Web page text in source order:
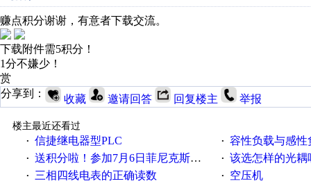
赚点积分谢谢，有意者下载交流。
下载附件需5积分！
1分不嫌少！
赏
分享到：
收藏 邀请回答 回复楼主 举报
楼主最近还看过
· 信捷继电器型PLC · 容性负载与感性负
· 送积分啦！参加7月6日菲尼克斯在线研讨会即得 · 该选怎样的光耦
· 三相四线电表的正确读数 · 空压机